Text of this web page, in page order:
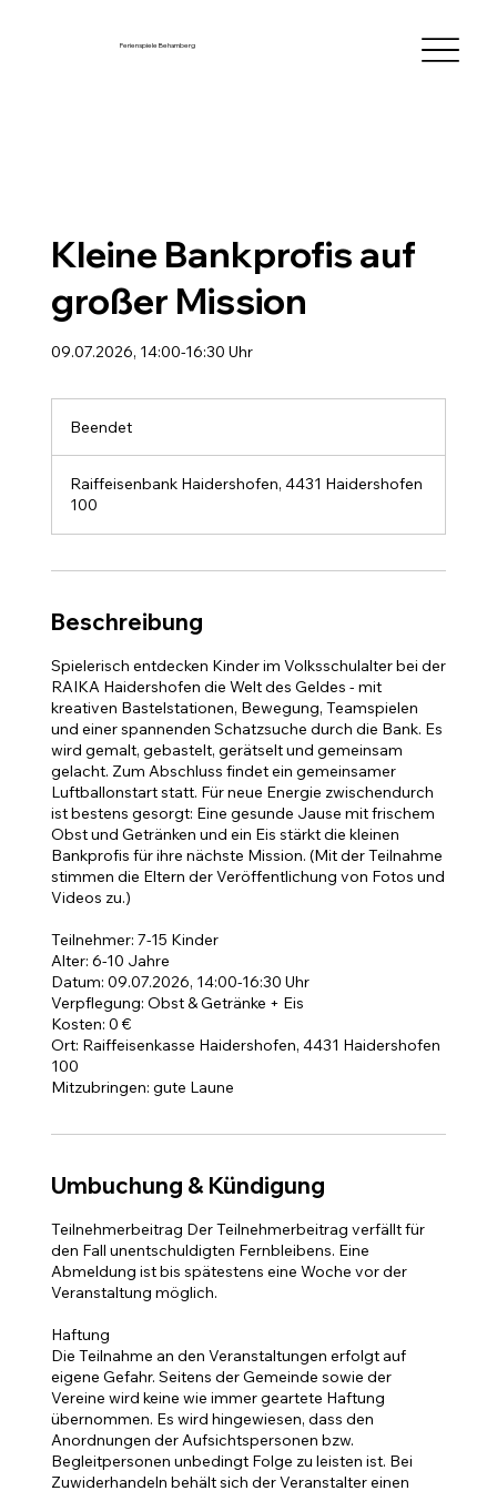
Ferienspiele Behamberg
Kleine Bankprofis auf
großer Mission
09.07.2026, 14:00-16:30 Uhr
BeendetB
n
e
Raiffeisenbank Haidershofen, 4431 Haidershofen
100
Beschreibung
Spielerisch entdecken Kinder im Volksschulalter bei der
RAIKA Haidershofen die Welt des Geldes - mit
kreativen Bastelstationen, Bewegung, Teamspielen
und einer spannenden Schatzsuche durch die Bank. Es
wird gemalt, gebastelt, gerätselt und gemeinsam
gelacht. Zum Abschluss findet ein gemeinsamer
Luftballonstart statt. Für neue Energie zwischendurch
ist bestens gesorgt: Eine gesunde Jause mit frischem
Obst und Getränken und ein Eis stärkt die kleinen
Bankprofis für ihre nächste Mission. (Mit der Teilnahme
stimmen die Eltern der Veröffentlichung von Fotos und
Videos zu.)
Teilnehmer: 7-15 Kinder
Alter: 6-10 Jahre
Datum: 09.07.2026, 14:00-16:30 Uhr
Verpflegung: Obst & Getränke + Eis
Kosten: 0 €
Ort: Raiffeisenkasse Haidershofen, 4431 Haidershofen
100
Mitzubringen: gute Laune
Umbuchung & Kündigung
Teilnehmerbeitrag Der Teilnehmerbeitrag verfällt für
den Fall unentschuldigten Fernbleibens. Eine
Abmeldung ist bis spätestens eine Woche vor der
Veranstaltung möglich.
Haftung
Die Teilnahme an den Veranstaltungen erfolgt auf
eigene Gefahr. Seitens der Gemeinde sowie der
Vereine wird keine wie immer geartete Haftung
übernommen. Es wird hingewiesen, dass den
Anordnungen der Aufsichtspersonen bzw.
Begleitpersonen unbedingt Folge zu leisten ist. Bei
Zuwiderhandeln behält sich der Veranstalter einen